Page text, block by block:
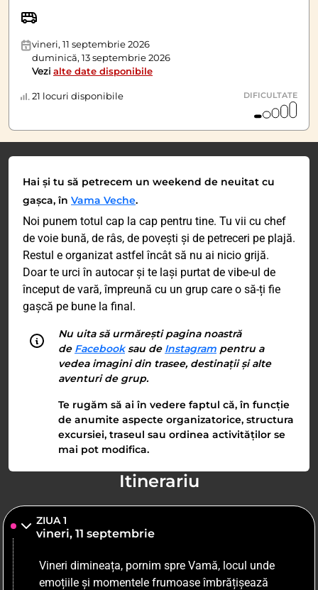
vineri, 11 septembrie 2026
duminică, 13 septembrie 2026
Vezi alte date disponibile
21 locuri disponibile DIFICULTATE
Hai și tu să petrecem un weekend de neuitat cu
gașca, în Vama Veche.
Noi punem totul cap la cap pentru tine. Tu vii cu chef
de voie bună, de râs, de povești și de petreceri pe plajă.
Restul e organizat astfel încât să nu ai nicio grijă.
Doar te urci în autocar și te lași purtat de vibe-ul de
început de vară, împreună cu un grup care o să-ți fie
gașcă pe bune la final.
Nu uita să urmărești pagina noastră
de Facebooksau de Instagram pentru a
vedea imagini din trasee, destinații și alte
aventuri de grup.
Te rugăm să ai în vedere faptul că, în funcție
de anumite aspecte organizatorice, structura
excursiei, traseul sau ordinea activităților se
mai pot modifica.
Itinerariu
ZIUA 1
vineri, 11 septembrie
Vineri dimineața, pornim spre Vamă, locul unde
emoțiile și momentele frumoase îmbrățișează